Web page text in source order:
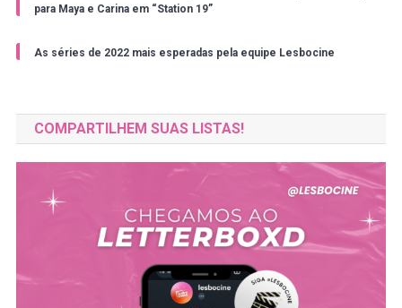
para Maya e Carina em “Station 19”
As séries de 2022 mais esperadas pela equipe Lesbocine
COMPARTILHEM SUAS LISTAS!